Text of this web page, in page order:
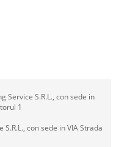
Service S.R.L., con sede in
1
con sede in VIA Strada